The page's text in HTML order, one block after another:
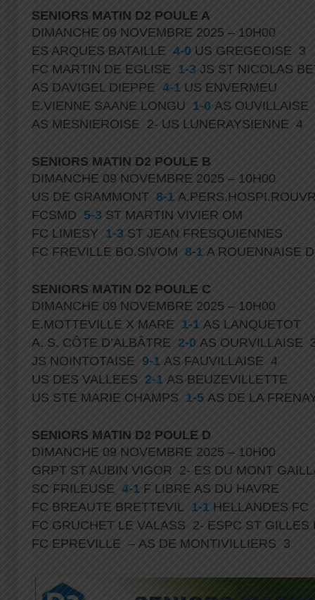
SENIORS MATIN D2 POULE A
DIMANCHE 09 NOVEMBRE 2025 – 10H00
ES ARQUES BATAILLE 4-0 US GREGEOISE 3
FC MARTIN DE EGLISE 1-3 JS ST NICOLAS
AS DAVIGEL DIEPPE 4-1 US ENVERMEU
E.VIENNE SAANE LONGU 1-0 AS OUVILLAISE
AS MESNIEROISE 2- US LUNERAYSIENNE 4
SENIORS MATIN D2 POULE B
DIMANCHE 09 NOVEMBRE 2025 – 10H00
US DE GRAMMONT 8-1
FCSMD 5-3 ST MARTIN VIVIER OM
FC LIMESY 1-3 ST JEAN FRESQUIENNES
FC FREVILLE BO.SIVOM 8-1 A ROUENNAISE
SENIORS MATIN D2 POULE C
DIMANCHE 09 NOVEMBRE 2025 – 10H00
E.MOTTEVILLE X MARE 1-1 AS LANQUETOT
A. S. CÔTE D’ALBÂTRE 2-0 AS OURVILLAISE
JS NOINTOTAISE 9-1 AS FAUVILLAISE 4
US DES VALLEES 2-1 AS BEUZEVILLETTE
US STE MARIE CHAMPS 1-5 AS DE LA
SENIORS MATIN D2 POULE D
DIMANCHE 09 NOVEMBRE 2025 – 10H00
GRPT ST AUBIN VIGOR 2- ES DU MONT
SC FRILEUSE 4-1 F LIBRE AS DU HAVRE
FC BREAUTE BRETTEVIL 1-1 HELLANDES
FC GRUCHET LE VALASS 2- ESPC ST
FC EPREVILLE – AS DE MONTIVILLIERS 3